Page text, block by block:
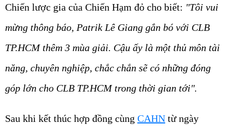
Chiến lược gia của Chiến Hạm đỏ cho biết: "Tôi vui
mừng thông báo, Patrik Lê Giang gắn bó với CLB
TP.HCM thêm 3 mùa giải. Cậu ấy là một thủ môn tài
năng, chuyên nghiệp, chắc chắn sẽ có những đóng
góp lớn cho CLB TP.HCM trong thời gian tới".
Sau khi kết thúc hợp đồng cùng CAHN từ ngày